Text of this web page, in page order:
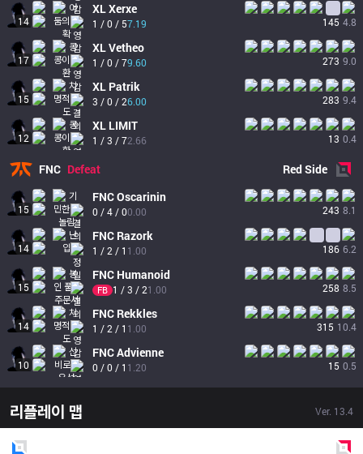
14
XLXerxe
1 / 0 / 57.19 145 4.8
17
XLVetheo
1 / 0 / 79.60 273 9.0
15
XL Patrik
3 / 0 / 26.00 283 9.4
12
XL LIMIT
1 / 3 / 72.66 13 0.4
FNC Defeat RedSide
15
FNCOscarinin
0 / 4 / 00.00 243 8.1
14
FNC Razork
1 / 2 / 1 1.00 186 6.2
15
FNC Humanoid
FB 1 / 3 / 21.00 258 8.5
14
FNC Rekkles
1 / 2 / 1 1.00 315 10.4
10
FNCAdvienne
0 / 0 / 1 1.20 15 0.5
리플레이 맵 Ver. 13.4